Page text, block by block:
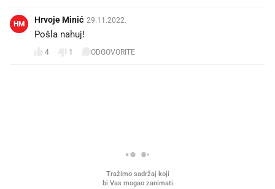
HM Hrvoje Minić 29.11.2022.
Pošla nahuj!
4 1 ODGOVORITE